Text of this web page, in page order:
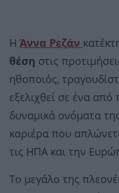
ΗΆννα Ρεζάν
θέση στις
ηθοποιός,
εξελιχθεί σε ένα
δυναμικά ονόματα
καριέρα που
τις ΗΠΑ και την
Το μεγάλο της